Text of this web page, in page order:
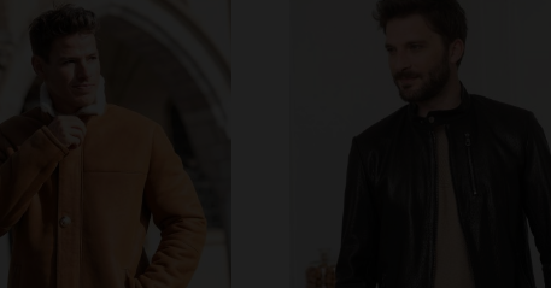
DISPONIBLES TALLAS DISPONIBLES